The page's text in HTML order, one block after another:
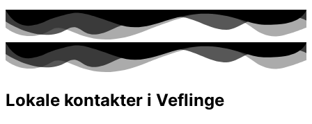
Lokale kontakter i Veflinge